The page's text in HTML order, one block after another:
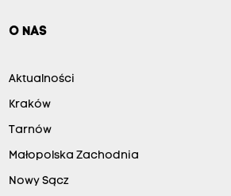
O NAS
Aktualności
Kraków
Tarnów
Małopolska Zachodnia
Nowy Sącz